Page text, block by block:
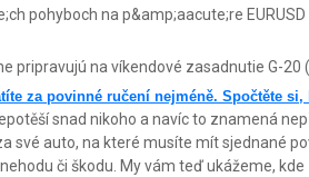
pohyboch na p&amp;aacute;re
pripravujú na víkendové zasadnutie G-20
za povinné ručení nejméně. Spočtěte
snad nikoho a navíc to znamená
své auto, na které musíte mít sjednané
či škodu. My vám teď ukážeme,